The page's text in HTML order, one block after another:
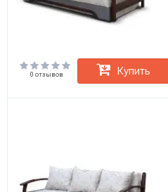
0 отзывов Купить